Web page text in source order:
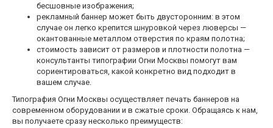
бесшовные изображения;
рекламный баннер может быть двусторонним: в этом
случае он легко крепится шнуровкой через люверсы —
окантованные металлом отверстия по краям полотна;
стоимость зависит от размеров и плотности полотна —
консультанты типографии Огни Москвы помогут вам
сориентироваться, какой конкретно вид подходит в
вашем случае.
Типография Огни Москвы осуществляет печать баннеров на
современном оборудовании и в сжатые сроки. Обращаясь к нам,
вы получаете сразу несколько преимуществ: